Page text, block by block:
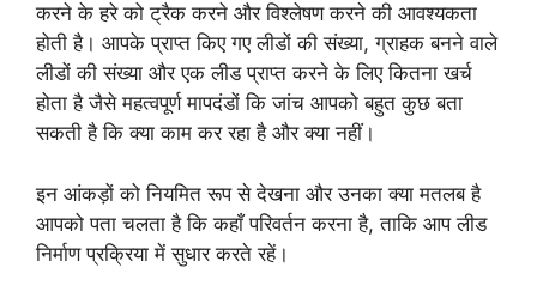
करने के हरे को ट्रैक करने और विश्लेषण करने की आवश्यकता
होती है। आपके प्राप्त किए गए लीडों की संख्या, ग्राहक बनने वाले
लीडों की संख्या और एक लीड प्राप्त करने के लिए कितना खर्च
होता है जैसे महत्वपूर्ण मापदंडों कि जांच आपको बहुत कुछ बता
सकती है कि क्या काम कर रहा है और क्या नहीं।
इन आंकड़ों को नियमित रूप से देखना और उनका क्या मतलब है
आपको पता चलता है कि कहाँ परिवर्तन करना है, ताकि आप लीड
निर्माण प्रक्रिया में सुधार करते रहें।